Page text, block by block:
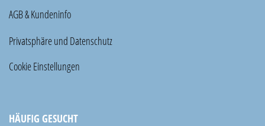
AGB & Kundeninfo
Privatsphäre und Datenschutz
Cookie Einstellungen
HÄUFIG GESUCHT